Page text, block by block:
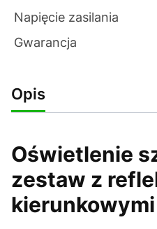
Napięcie zasilania
Gwarancja
Opis
Oświetlenie
zestaw z
kierunkowymi